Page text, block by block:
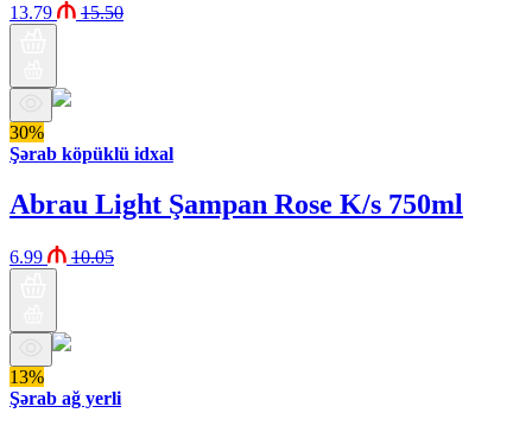
13.79 15.50
30%
Şərab köpüklü idxal
Abrau Light Şampan Rose K/s 750ml
6.99 10.05
13%
Şərab ağ yerli